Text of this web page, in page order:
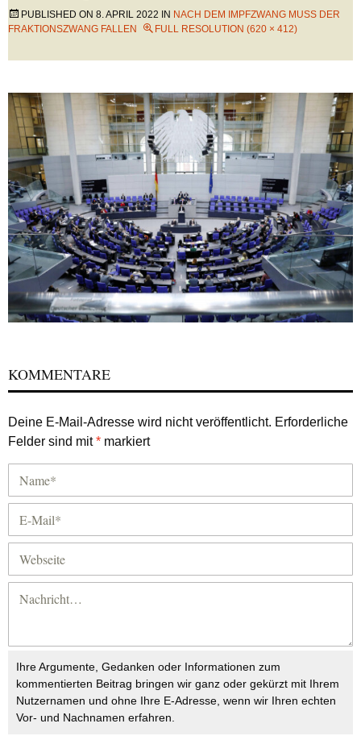
PUBLISHED ON 8. APRIL 2022 IN NACH DEM IMPFZWANG MUSS DER
FRAKTIONSZWANG FALLEN
FULL RESOLUTION (620 × 412)
KOMMENTARE
Deine E-Mail-Adresse wird nicht veröffentlicht. Erforderliche
Felder sind mit* markiert
Ihre Argumente, Gedanken oder Informationen zum
kommentierten Beitrag bringen wir ganz oder gekürzt mit Ihrem
Nutzernamen und ohne Ihre E-Adresse, wenn wir Ihren echten
Vor- und Nachnamen erfahren.